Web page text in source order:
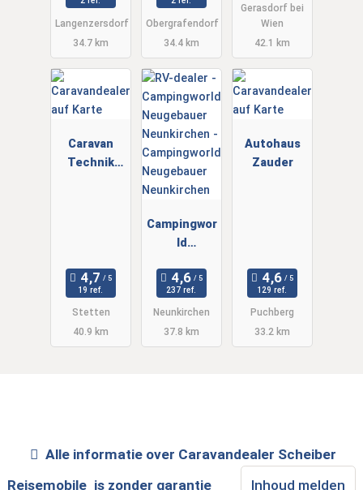
Langenzersdorf
34.7 km
Obergrafendorf
34.4 km
Gerasdorf bei
Wien
42.1 km
Caravan
Technik
19 ref.
Stetten
40.9 km
Campingwor
ld
Neunkirche
n
237 ref.
Neunkirchen
37.8 km
Autohaus
Zauder
129 ref.
Puchberg
33.2 km
Alle informatie over Caravandealer Scheiber
Reisemobile is zonder garantie Inhoud melden